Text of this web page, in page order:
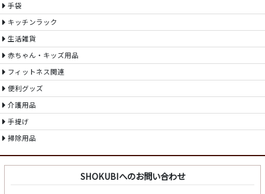
手袋
キッチンラック
生活雑貨
赤ちゃん・キッズ用品
フィットネス関連
便利グッズ
介護用品
手提げ
掃除用品
SHOKUBIへのお問い合わせ